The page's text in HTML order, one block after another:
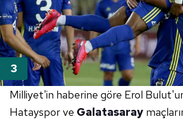
Milliyet'in haberine göre Erol
Hatayspor ve Galatasaray